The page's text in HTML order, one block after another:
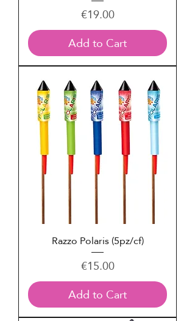
Price
€19.00
Add to Cart
Razzo Polaris (5pz/cf)
Price
€15.00
Add to Cart